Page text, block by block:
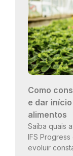
Como
e dar
alimentos
Saiba quais
IFS
evoluir